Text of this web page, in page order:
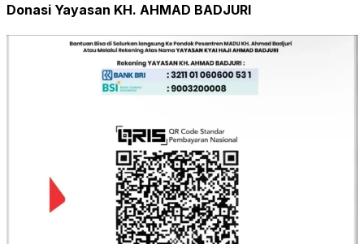
Donasi Yayasan KH. AHMAD BADJURI